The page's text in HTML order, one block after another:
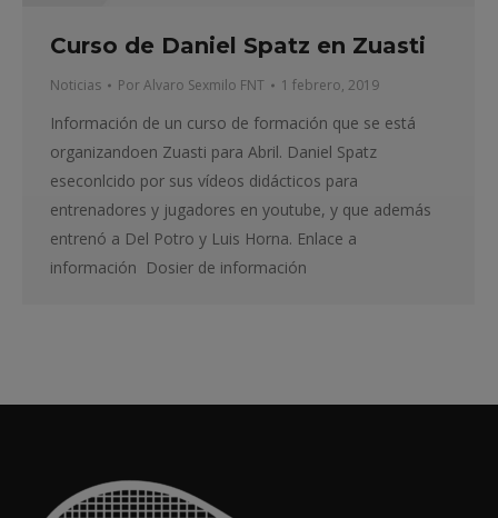
Curso de Daniel Spatz en Zuasti
Noticias PorAlvaro Sexmilo FNT 1 febrero, 2019
Información de un curso de formación que se está
organizandoen Zuasti para Abril. Daniel Spatz
eseconlcido por sus vídeos didácticos para
entrenadores y jugadores en youtube, y que además
entrenó a Del Potro y Luis Horna. Enlace a
información Dosier de información